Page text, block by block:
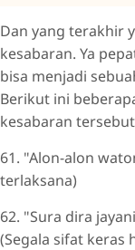
Dan yang terakhir
kesabaran. Ya
bisa menjadi
Berikut ini
kesabaran
61. "Alon-alon
terlaksana)
62. "Sura dira
(Segala sifat keras